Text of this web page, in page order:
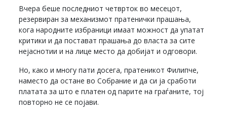
Вчера беше последниот четврток во месецот,
резервиран за механизмот пратенички прашања,
кога народните избраници имаат можност да упатат
критики и да постават прашања до власта за сите
нејаснотии и на лице место да добијат и одговори.
Но, како и многу пати досега, пратеникот Филипче,
наместо да остане во Собрание и да си ја сработи
платата за што е платен од парите на граѓаните, тој
повторно не се појави.